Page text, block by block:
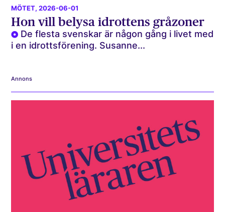
MÖTET, 2026-06-01
Hon vill belysa idrottens gråzoner
De flesta svenskar är någon gång i livet med
i en idrottsförening. Susanne...
Annons